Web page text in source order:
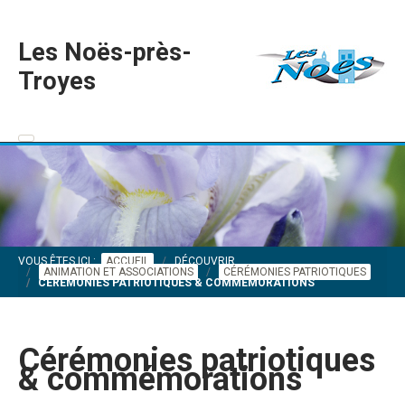
Les Noës-près-
Troyes
VOUS ÊTES ICI : ACCUEIL
DÉCOUVRIR
ANIMATION ET ASSOCIATIONS
CÉRÉMONIES PATRIOTIQUES
CÉRÉMONIES PATRIOTIQUES & COMMÉMORATIONS
Cérémonies patriotiques
& commémorations